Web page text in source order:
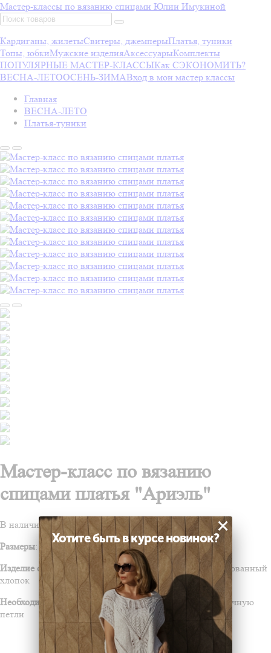
Мастер-классы по вязанию спицами Юлии Имукиной
Кардиганы, жилетыСвитеры, джемперыПлатья, туники
Топы, юбкиМужские изделияАксессуарыКомплекты
ПОПУЛЯРНЫЕ МАСТЕР-КЛАССЫКак СЭКОНОМИТЬ?
ВЕСНА-ЛЕТООСЕНЬ-ЗИМАВход в мои мастер классы
Главная
ВЕСНА-ЛЕТО
Платья-туники
Мастер-класс по вязанию
спицами платья "Ариэль"
В наличии
Размеры: 40-42/44-46/48-50/52-54
Изделие связано из пряжи:
Gazzal GIZA
100% мерсеризованный
хлопок
Необходимые навыки:
умение вязать лицевую и изнаночную
петли
Хотите быть в курсе новинок?
×